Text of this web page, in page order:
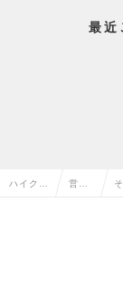
最近
ハイクラ 営業